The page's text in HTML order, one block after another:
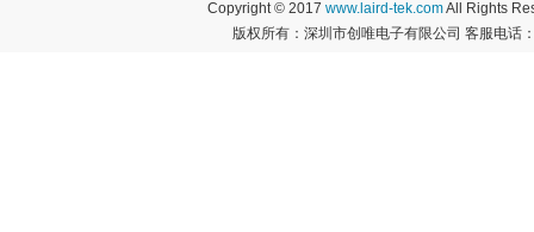
Copyright © 2017 www.laird-tek.comAll Rights
版权所有：深圳市创唯电子有限公司 客服电话